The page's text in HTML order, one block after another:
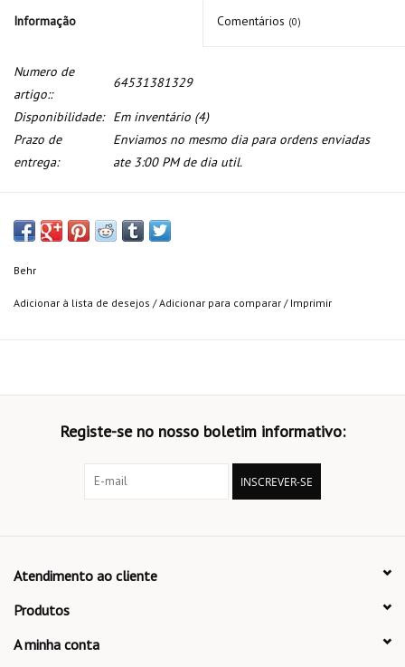
Informação Comentários (0)
Numero de
artigo::
64531381329
Disponibilidade: Em inventário (4)
Prazo de
entrega:
Enviamos no mesmo dia para ordens enviadas
ate 3:00 PM de dia util.
Behr
Adicionar à lista de desejos /Adicionar para comparar / Imprimir
Registe-se no nosso boletim informativo:
INSCREVER-SE
Atendimento ao cliente
Produtos
A minha conta